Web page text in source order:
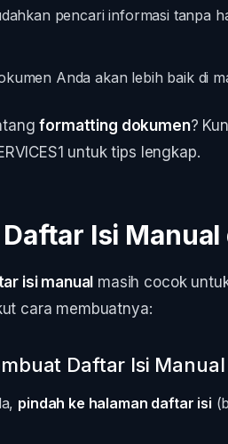
pencari informasi tanpa
Anda akan lebih baik di
formatting dokumen?
untuk tips lengkap.
Isi Manual
isi manual masih cocok
cara membuatnya:
Daftar Isi Manual
pindah ke halaman daftar isi